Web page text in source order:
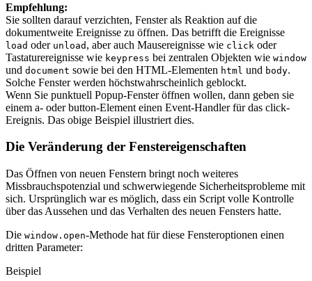
Empfehlung:
Sie sollten darauf verzichten, Fenster als Reaktion auf die
dokumentweite Ereignisse zu öffnen. Das betrifft die Ereignisse
load oder unload , aber auch Mausereignisse wie click oder
Tastaturereignisse wie keypress bei zentralen Objekten wie window
und document sowie bei den HTML-Elementen html und body.
Solche Fenster werden höchstwahrscheinlich geblockt.
Wenn Sie punktuell Popup-Fenster öffnen wollen, dann geben sie
einem a- oder button-Element einen Event-Handler für das click-
Ereignis. Das obige Beispiel illustriert dies.
Die Veränderung der Fenstereigenschaften
Das Öffnen von neuen Fenstern bringt noch weiteres
Missbrauchspotenzial und schwerwiegende Sicherheitsprobleme mit
sich. Ursprünglich war es möglich, dass ein Script volle Kontrolle
über das Aussehen und das Verhalten des neuen Fensters hatte.
Die window.open-Methode hat für diese Fensteroptionen einen
dritten Parameter:
Beispiel